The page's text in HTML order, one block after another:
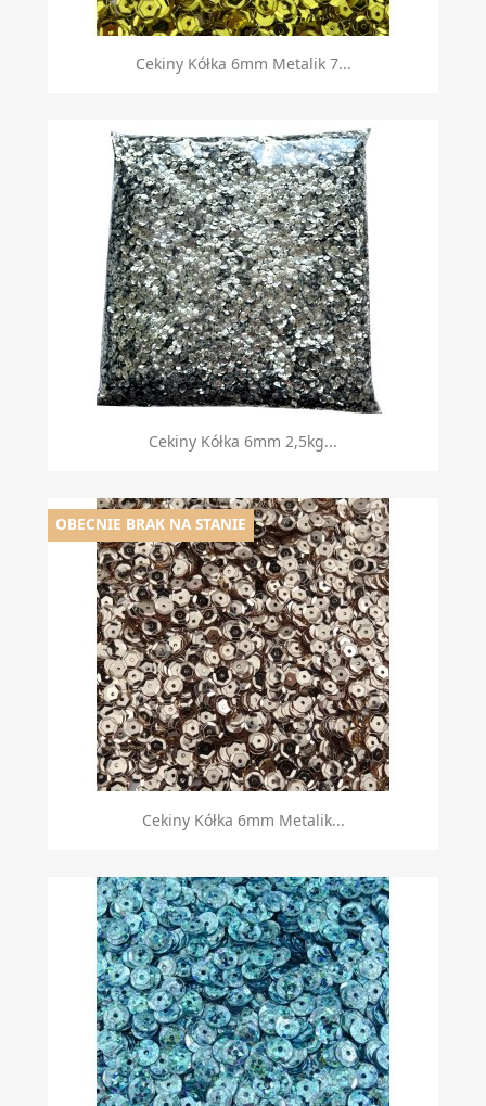
Cekiny Kółka 6mm Metalik 7...
Cekiny Kółka 6mm 2,5kg...
Cekiny Kółka 6mm Metalik...
OBECNIE BRAK NA STANIE